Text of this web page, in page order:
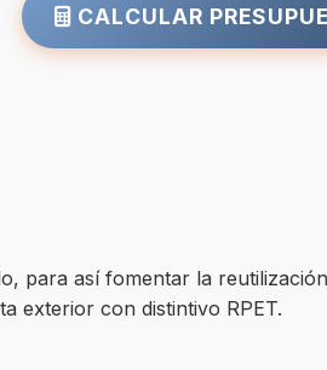
CALCULAR
para así fomentar la
exterior con distintivo RPET.